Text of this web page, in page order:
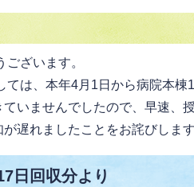
ございます。
ては、本年4月1日から病院本
ていませんでしたので、早速、
遅れましたことをお詫びします
日回収分より